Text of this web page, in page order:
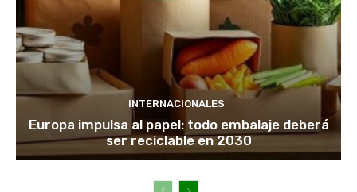
INTERNACIONALES
Europa impulsa al papel: todo embalaje deberá
ser reciclable en 2030